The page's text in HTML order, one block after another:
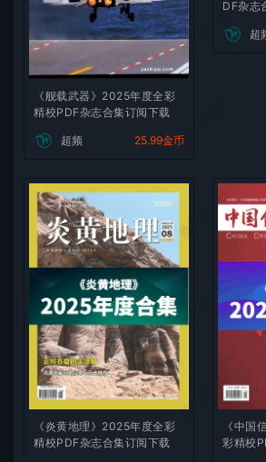
《舰载武器》2025年度全彩
精校PDF杂志合集订阅下载
超频 25.99金币
DF杂志
超
《炎黄地理》2025年度全彩
精校PDF杂志合集订阅下载
《中国
彩精校
微刊杂志社
微刊杂志社
微刊杂志社
微刊杂志社
微刊杂志社